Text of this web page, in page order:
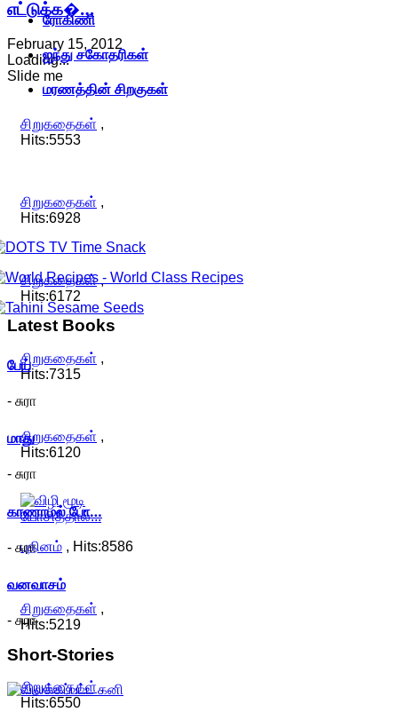
எட்டுக்க�…
February 15, 2012
Loading...
Slide me
சிறுகதைகள் ,
Hits:5553
சிறுகதைகள் ,
Hits:6928
சிறுகதைகள்,
Hits:6172
சிறுகதைகள் ,
Hits:7315
சிறுகதைகள் ,
Hits:6120
புதினம் , Hits:8586
சிறுகதைகள் ,
Hits:5219
சிறுகதைகள்,
Hits:6550
ரோகிணி
ஐந்து சகோதரிகள்
மரணத்தின் சிறகுகள்
Latest Books
பேய்
- சுரா
மாது
- சுரா
காணாமல் போ…
- சுரா
வனவாசம்
- சுரா
Short-Stories